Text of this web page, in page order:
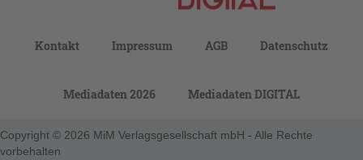
Kontakt Impressum AGB Datenschutz
Mediadaten 2026 Mediadaten DIGITAL
Copyright © 2026 MiM Verlagsgesellschaft mbH - Alle Rechte
vorbehalten